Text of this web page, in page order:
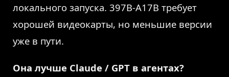
локального запуска. 397B-A17B требует
хорошей видеокарты, но меньшие версии
уже в пути.
Она лучше Claude / GPT в агентах?